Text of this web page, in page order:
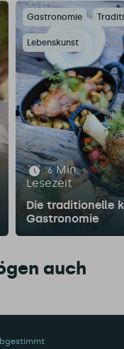
Gastronomie
Lebenskunst
6Min.
Lesezeit
Die traditionelle
Gastronomie
auch